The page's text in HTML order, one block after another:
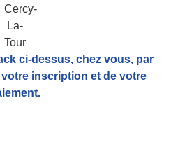
ci-dessus, chez vous, par
inscription et de votre